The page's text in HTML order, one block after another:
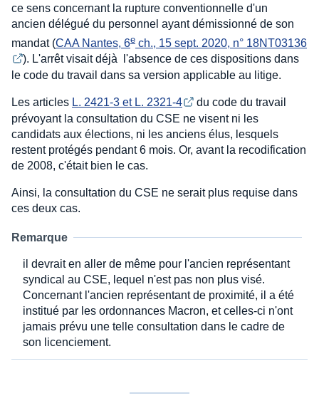
ce sens concernant la rupture conventionnelle d'un
ancien délégué du personnel ayant démissionné de son
mandat (CAA Nantes, 6e ch., 15 sept. 2020, n° 18NT03136
). L'arrêt visait déjà l'absence de ces dispositions dans
le code du travail dans sa version applicable au litige.
Les articles L. 2421-3 et L. 2321-4
du code du travail
prévoyant la consultation du CSE ne visent ni les
candidats aux élections, ni les anciens élus, lesquels
restent protégés pendant 6 mois. Or, avant la recodification
de 2008, c'était bien le cas.
Ainsi, la consultation du CSE ne serait plus requise dans
ces deux cas.
Remarque
il devrait en aller de même pour l'ancien représentant
syndical au CSE, lequel n'est pas non plus visé.
Concernant l'ancien représentant de proximité, il a été
institué par les ordonnances Macron, et celles-ci n'ont
jamais prévu une telle consultation dans le cadre de
son licenciement.